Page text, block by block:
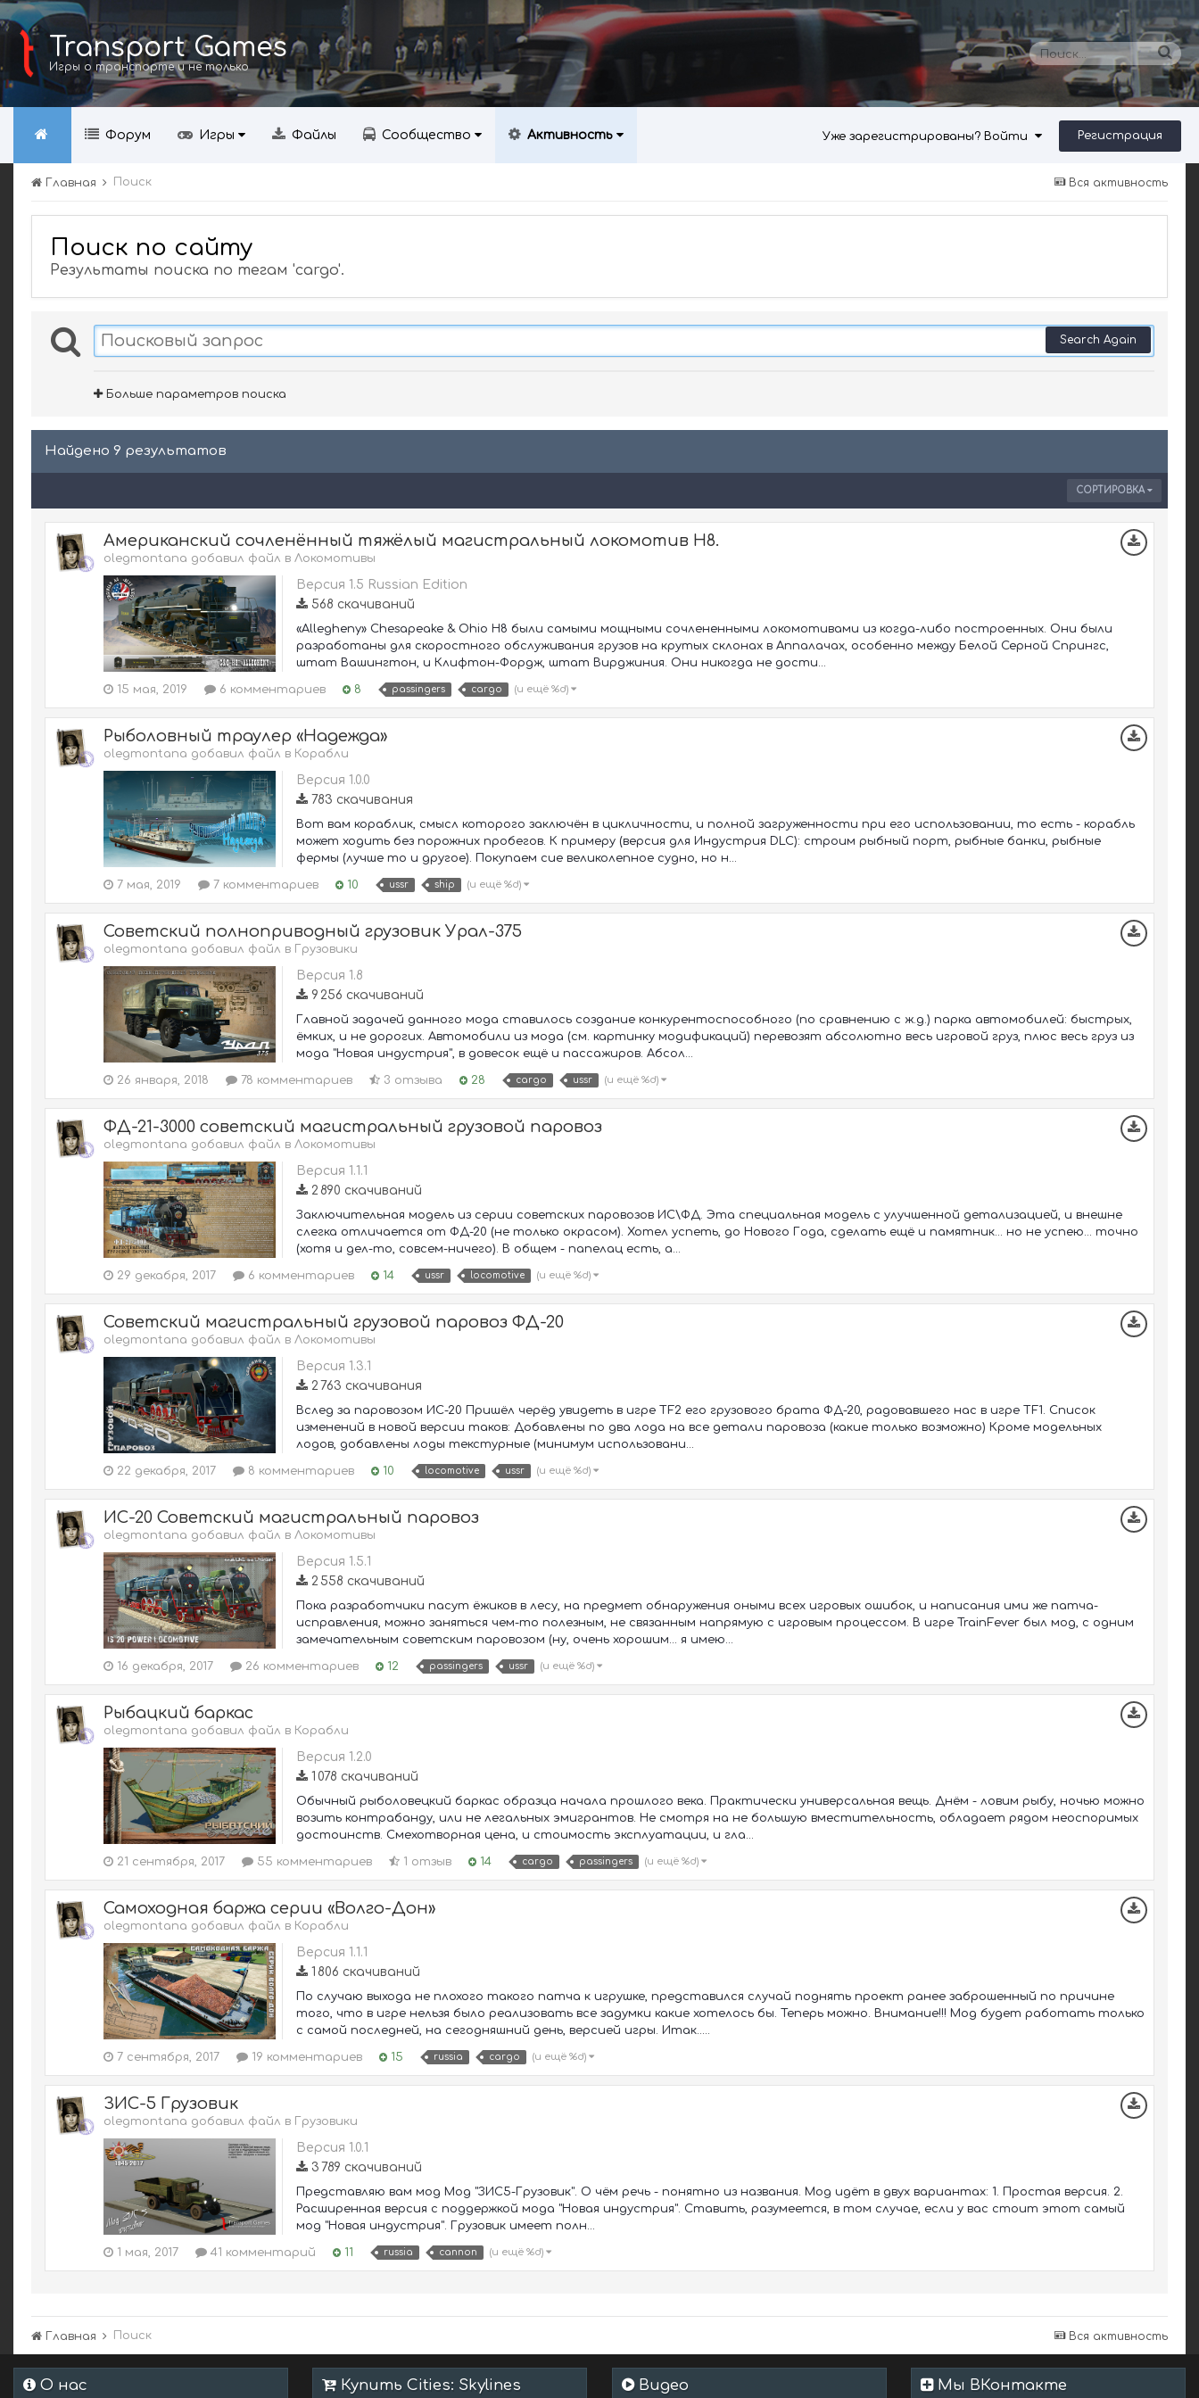
Transport Games
Игры о транспорте и не только
Уже зарегистрированы? Войти Регистрация
Форум Игры Файлы Сообщество Активность
Вся активность
Главная Поиск
Поиск по сайту
Результаты поиска по тегам 'cargo'.
Search Again
Больше параметров поиска
Найдено 9 результатов
СОРТИРОВКА
Американский сочленённый тяжёлый магистральный локомотив H8.
olegmontana добавил файл в Локомотивы
Версия 1.5 Russian Edition
568 скачиваний
«Allegheny» Chesapeake & Ohio H8 были самыми мощными сочлененными локомотивами из когда-либо построенных. Они были
разработаны для скоростного обслуживания грузов на крутых склонах в Аппалачах, особенно между Белой Серной Спрингс,
штат Вашингтон, и Клифтон-Фордж, штат Вирджиния. Они никогда не дости...
15 мая, 2019 6 комментариев 8 passingers cargo (и ещё %d)
Рыболовный траулер «Надежда»
olegmontana добавил файл в Корабли
Версия 1.0.0
783 скачивания
Вот вам кораблик, смысл которого заключён в цикличности, и полной загруженности при его использовании, то есть - корабль
может ходить без порожних пробегов. К примеру (версия для Индустрия DLC): строим рыбный порт, рыбные банки, рыбные
фермы (лучше то и другое). Покупаем сие великолепное судно, но н...
7 мая, 2019 7 комментариев 10 ussr ship (и ещё %d)
Советский полноприводный грузовик Урал-375
olegmontana добавил файл в Грузовики
Версия 1.8
9 256 скачиваний
Главной задачей данного мода ставилось создание конкурентоспособного (по сравнению с ж.д.) парка автомобилей: быстрых,
ёмких, и не дорогих. Автомобили из мода (см. картинку модификаций) перевозят абсолютно весь игровой груз, плюс весь груз из
мода "Новая индустрия", в довесок ещё и пассажиров. Абсол...
26 января, 2018 78 комментариев 3 отзыва 28 cargo ussr (и ещё %d)
ФД-21-3000 советский магистральный грузовой паровоз
olegmontana добавил файл в Локомотивы
Версия 1.1.1
2 890 скачиваний
Заключительная модель из серии советских паровозов ИС\ФД. Эта специальная модель с улучшенной детализацией, и внешне
слегка отличается от ФД-20 (не только окрасом). Хотел успеть, до Нового Года, сделать ещё и памятник... но не успею... точно
(хотя и дел-то, совсем-ничего). В общем - папелац есть, а...
29 декабря, 2017 6 комментариев 14 ussr locomotive (и ещё %d)
Советский магистральный грузовой паровоз ФД-20
olegmontana добавил файл в Локомотивы
Версия 1.3.1
2 763 скачивания
Вслед за паровозом ИС-20 Пришёл черёд увидеть в игре TF2 его грузового брата ФД-20, радовавшего нас в игре TF1. Список
изменений в новой версии таков: Добавлены по два лода на все детали паровоза (какие только возможно) Кроме модельных
лодов, добавлены лоды текстурные (минимум использовани...
22 декабря, 2017 8 комментариев 10 locomotive ussr (и ещё %d)
ИС-20 Советский магистральный паровоз
olegmontana добавил файл в Локомотивы
Версия 1.5.1
2 558 скачиваний
Пока разработчики пасут ёжиков в лесу, на предмет обнаружения оными всех игровых ошибок, и написания ими же патча-
исправления, можно заняться чем-то полезным, не связанным напрямую с игровым процессом. В игре TrainFever был мод, с одним
замечательным советским паровозом (ну, очень хорошим... я имею...
16 декабря, 2017 26 комментариев 12 passingers ussr (и ещё %d)
Рыбацкий баркас
olegmontana добавил файл в Корабли
Версия 1.2.0
1 078 скачиваний
Обычный рыболовецкий баркас образца начала прошлого века. Практически универсальная вещь. Днём - ловим рыбу, ночью можно
возить контрабанду, или не легальных эмигрантов. Не смотря на не большую вместительность, обладает рядом неоспоримых
достоинств. Смехотворная цена, и стоимость эксплуатации, и гла...
21 сентября, 2017 55 комментариев 1 отзыв 14 cargo passingers (и ещё %d)
Самоходная баржа серии «Волго-Дон»
olegmontana добавил файл в Корабли
Версия 1.1.1
1 806 скачиваний
По случаю выхода не плохого такого патча к игрушке, представился случай поднять проект ранее заброшенный по причине
того, что в игре нельзя было реализовать все задумки какие хотелось бы. Теперь можно. Внимание!!! Мод будет работать только
с самой последней, на сегодняшний день, версией игры. Итак.....
7 сентября, 2017 19 комментариев 15 russia cargo (и ещё %d)
ЗИС-5 Грузовик
olegmontana добавил файл в Грузовики
Версия 1.0.1
3 789 скачиваний
Представляю вам мод Мод "ЗИС5-Грузовик". О чём речь - понятно из названия. Мод идёт в двух вариантах: 1. Простая версия. 2.
Расширенная версия с поддержкой мода "Новая индустрия". Ставить, разумеется, в том случае, если у вас стоит этот самый
мод "Новая индустрия". Грузовик имеет полн...
1 мая, 2017 41 комментарий 11 russia cannon (и ещё %d)
Вся активность
Главная Поиск
О нас Купить Cities: Skylines Видео Мы ВКонтакте